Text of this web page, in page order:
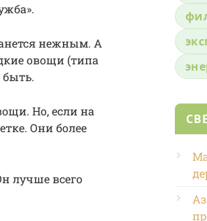
нежным. А
овощи (типа
быть.
Но, если на
Они более
лучше всего